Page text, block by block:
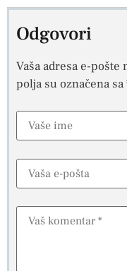
Odgovori
Vaša adresa e-
polja su označena sa